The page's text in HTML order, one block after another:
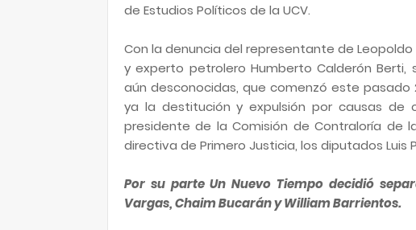
de Estudios Políticos de la UCV.
Con la denuncia del representante de
y experto petrolero Humberto Calderón
aún desconocidas, que comenzó este
ya la destitución y expulsión por causas de
presidente de la Comisión de Contraloría de
directiva de Primero Justicia, los diputados Luis
Por su parte Un Nuevo Tiempo decidió
Vargas, Chaim Bucarán y William Barrientos.